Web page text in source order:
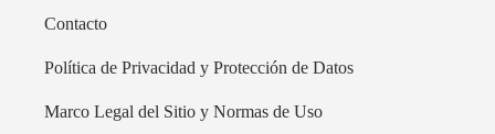
Contacto
Política de Privacidad y Protección de Datos
Marco Legal del Sitio y Normas de Uso